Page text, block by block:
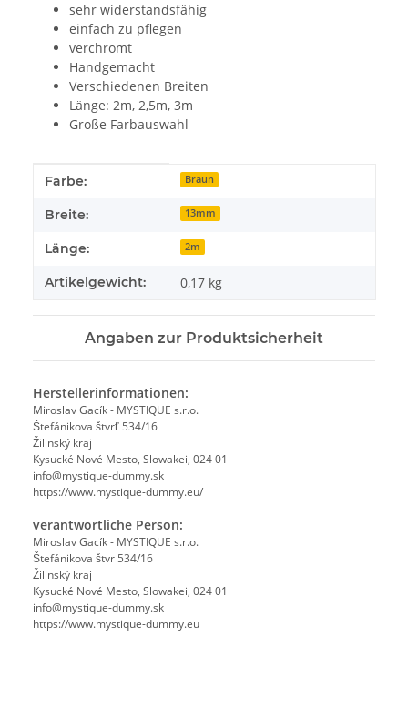
sehr widerstandsfähig
einfach zu pflegen
verchromt
Handgemacht
Verschiedenen Breiten
Länge: 2m, 2,5m, 3m
Große Farbauswahl
Produkteigenschaft
Wert
Farbe: Braun
Breite: 13mm
Länge: 2m
Artikelgewicht: 0,17 kg
Angaben zur Produktsicherheit
Herstellerinformationen:
Miroslav Gacík - MYSTIQUE s.r.o.
Štefánikova štvrť 534/16
Žilinský kraj
Kysucké Nové Mesto, Slowakei, 024 01
info@mystique-dummy.sk
https://www.mystique-dummy.eu/
verantwortliche Person:
Miroslav Gacík - MYSTIQUE s.r.o.
Štefánikova štvr 534/16
Žilinský kraj
Kysucké Nové Mesto, Slowakei, 024 01
info@mystique-dummy.sk
https://www.mystique-dummy.eu